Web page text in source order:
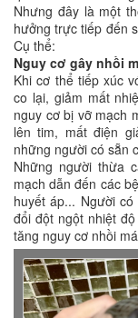
Nhưng đây là một
hưởng trực tiếp đến
Cụ thể:
Nguy cơ gây nhồi
Khi cơ thể tiếp xúc
co lại, giảm mất
nguy cơ bị vỡ mạch
lên tim, mất điện
những người có sẵn
Những người thừa
mạch dẫn đến các
huyết áp... Người
đổi đột ngột nhiệt
tăng nguy cơ nhồi